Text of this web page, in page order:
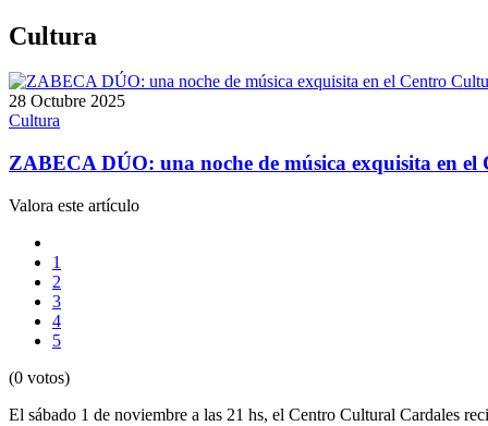
Cultura
28 Octubre 2025
Cultura
ZABECA DÚO: una noche de música exquisita en
Valora este artículo
1
2
3
4
5
(0 votos)
El sábado 1 de noviembre a las 21 hs, el Centro Cultural Cardales